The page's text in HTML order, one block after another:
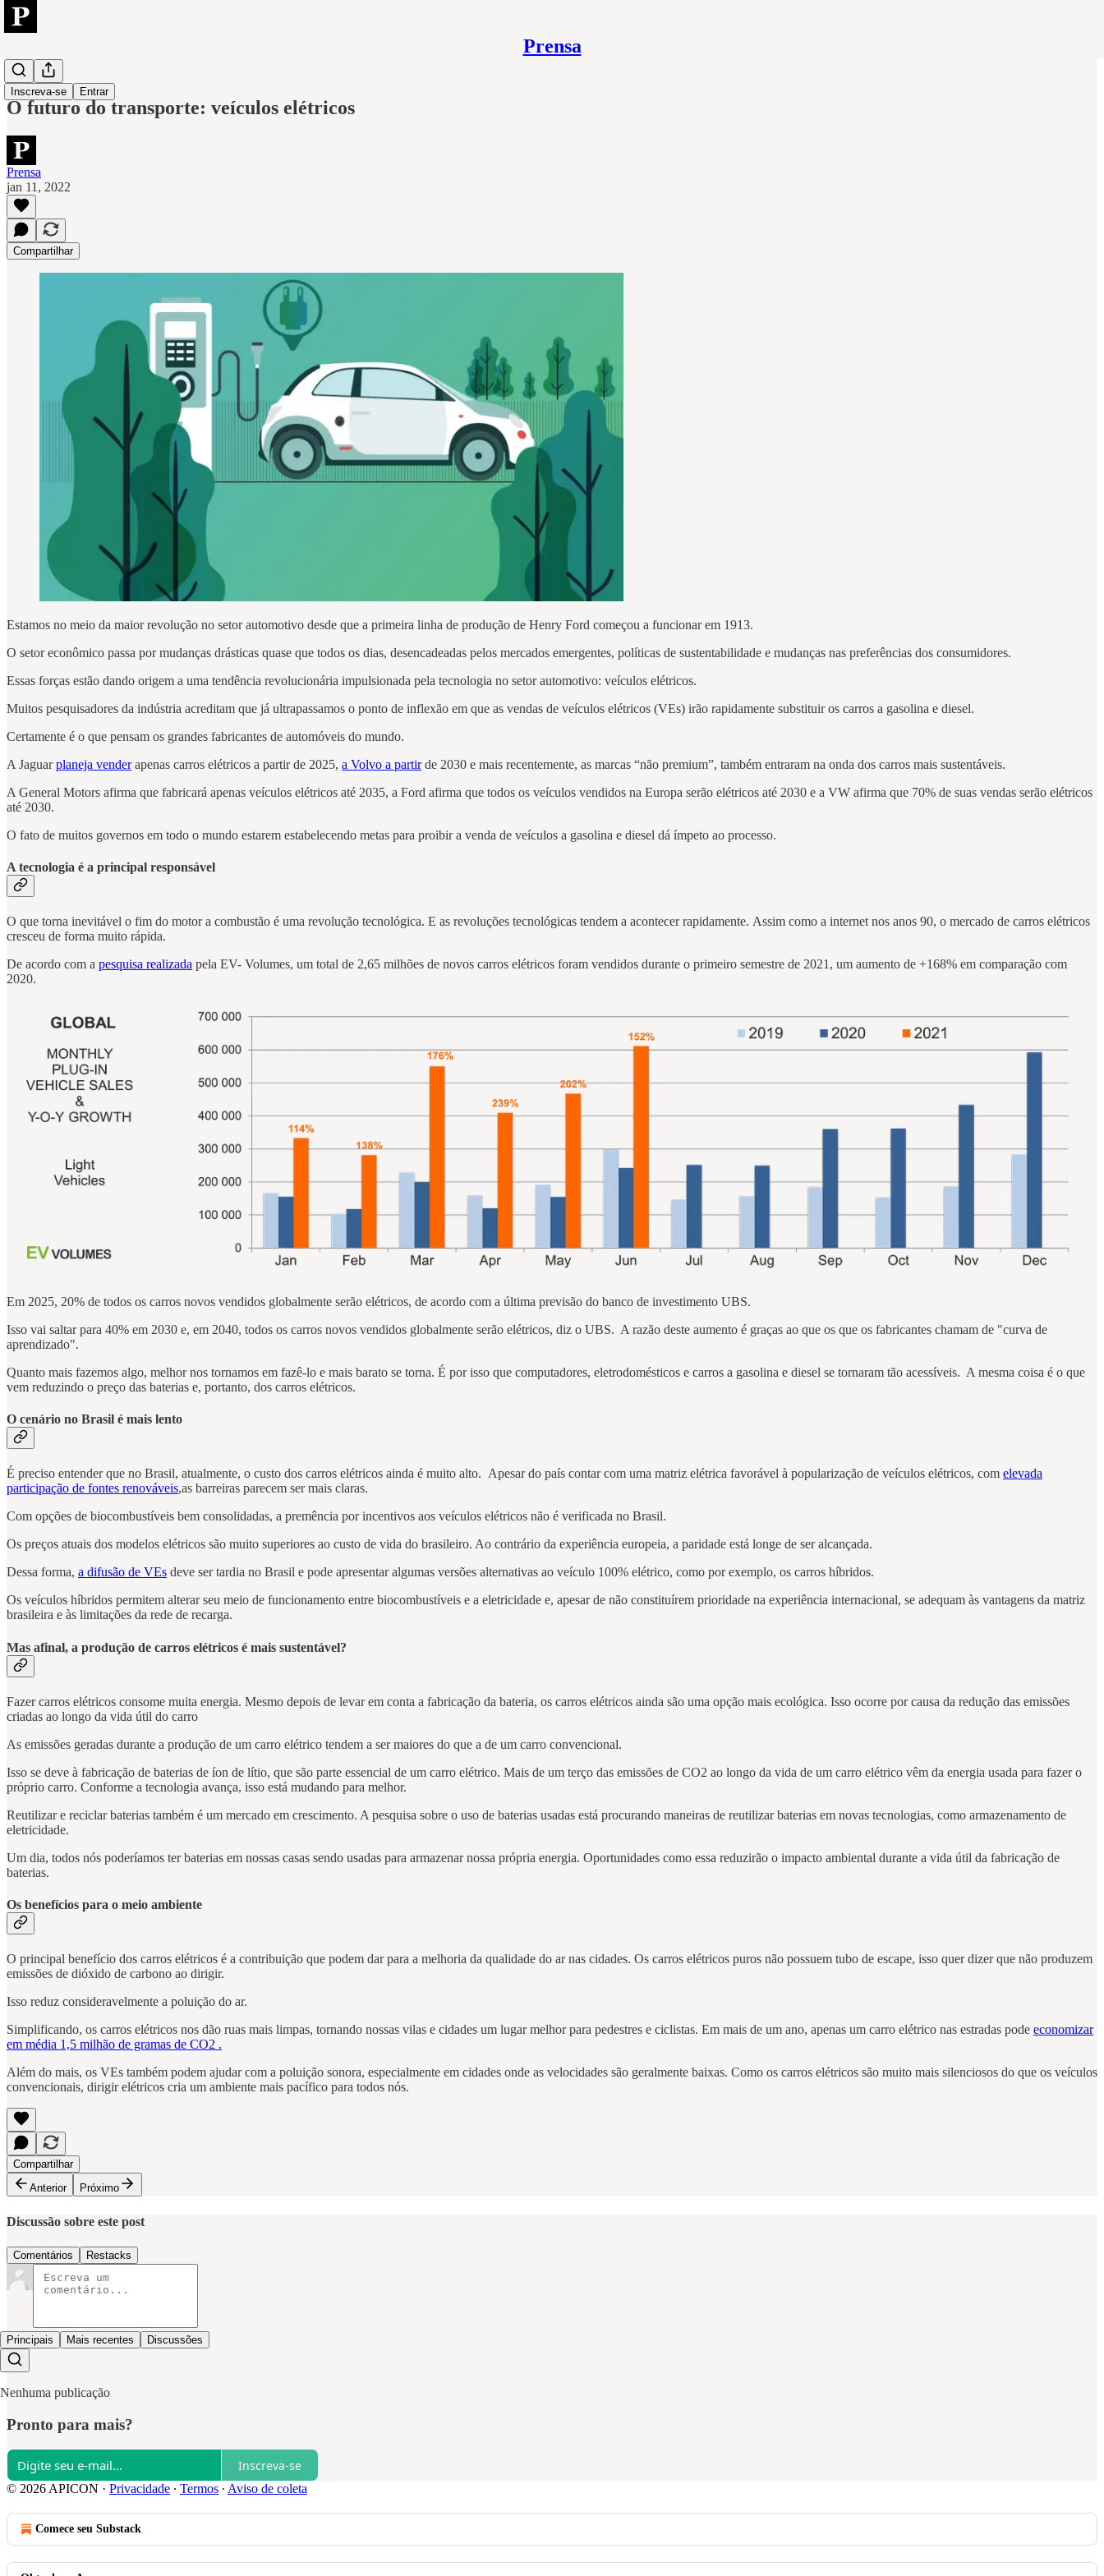
Prensa
Inscreva-se Entrar
Tech
O futuro do transporte: veículos elétricos
Prensa
jan 11, 2022
Compartilhar
Estamos no meio da maior revolução no setor automotivo desde que a primeira linha de produção de Henry Ford começou a funcionar em 1913.
O setor econômico passa por mudanças drásticas quase que todos os dias, desencadeadas pelos mercados emergentes, políticas de sustentabilidade e mudanças nas preferências dos consumidores.
Essas forças estão dando origem a uma tendência revolucionária impulsionada pela tecnologia no setor automotivo: veículos elétricos.
Muitos pesquisadores da indústria acreditam que já ultrapassamos o ponto de inflexão em que as vendas de veículos elétricos (VEs) irão rapidamente substituir os carros a gasolina e diesel.
Certamente é o que pensam os grandes fabricantes de automóveis do mundo.
A Jaguarplaneja venderapenas carros elétricos a partir de 2025, a Volvo a partirde 2030 e mais recentemente, as marcas “não premium”, também entraram na onda dos carros mais sustentáveis.
A General Motors afirma que fabricará apenas veículos elétricos até 2035, a Ford afirma que todos os veículos vendidos na Europa serão elétricos até 2030 e a VW afirma que 70% de suas vendas serão elétricos
até 2030.
O fato de muitos governos em todo o mundo estarem estabelecendo metas para proibir a venda de veículos a gasolina e diesel dá ímpeto ao processo.
A tecnologia é a principal responsável
O que torna inevitável o fim do motor a combustão é uma revolução tecnológica. E as revoluções tecnológicas tendem a acontecer rapidamente. Assim como a internet nos anos 90, o mercado de carros elétricos
cresceu de forma muito rápida.
De acordo com a pesquisa realizada pela EV- Volumes, um total de 2,65 milhões de novos carros elétricos foram vendidos durante o primeiro semestre de 2021, um aumento de +168% em comparação com
2020.
Em 2025, 20% de todos os carros novos vendidos globalmente serão elétricos, de acordo com a última previsão do banco de investimento UBS.
Isso vai saltar para 40% em 2030 e, em 2040, todos os carros novos vendidos globalmente serão elétricos, diz o UBS. A razão deste aumento é graças ao que os que os fabricantes chamam de "curva de
aprendizado".
Quanto mais fazemos algo, melhor nos tornamos em fazê-lo e mais barato se torna. É por isso que computadores, eletrodomésticos e carros a gasolina e diesel se tornaram tão acessíveis. A mesma coisa é o que
vem reduzindo o preço das baterias e, portanto, dos carros elétricos.
O cenário no Brasil é mais lento
É preciso entender que no Brasil, atualmente, o custo dos carros elétricos ainda é muito alto. Apesar do país contar com uma matriz elétrica favorável à popularização de veículos elétricos, com elevada
participação de fontes renováveis,as barreiras parecem ser mais claras.
Com opções de biocombustíveis bem consolidadas, a premência por incentivos aos veículos elétricos não é verificada no Brasil.
Os preços atuais dos modelos elétricos são muito superiores ao custo de vida do brasileiro. Ao contrário da experiência europeia, a paridade está longe de ser alcançada.
Dessa forma, a difusão de VEs deve ser tardia no Brasil e pode apresentar algumas versões alternativas ao veículo 100% elétrico, como por exemplo, os carros híbridos.
Os veículos híbridos permitem alterar seu meio de funcionamento entre biocombustíveis e a eletricidade e, apesar de não constituírem prioridade na experiência internacional, se adequam às vantagens da matriz
brasileira e às limitações da rede de recarga.
Mas afinal, a produção de carros elétricos é mais sustentável?
Fazer carros elétricos consome muita energia. Mesmo depois de levar em conta a fabricação da bateria, os carros elétricos ainda são uma opção mais ecológica. Isso ocorre por causa da redução das emissões
criadas ao longo da vida útil do carro
As emissões geradas durante a produção de um carro elétrico tendem a ser maiores do que a de um carro convencional.
Isso se deve à fabricação de baterias de íon de lítio, que são parte essencial de um carro elétrico. Mais de um terço das emissões de CO2 ao longo da vida de um carro elétrico vêm da energia usada para fazer o
próprio carro. Conforme a tecnologia avança, isso está mudando para melhor.
Reutilizar e reciclar baterias também é um mercado em crescimento. A pesquisa sobre o uso de baterias usadas está procurando maneiras de reutilizar baterias em novas tecnologias, como armazenamento de
eletricidade.
Um dia, todos nós poderíamos ter baterias em nossas casas sendo usadas para armazenar nossa própria energia. Oportunidades como essa reduzirão o impacto ambiental durante a vida útil da fabricação de
baterias.
Os benefícios para o meio ambiente
O principal benefício dos carros elétricos é a contribuição que podem dar para a melhoria da qualidade do ar nas cidades. Os carros elétricos puros não possuem tubo de escape, isso quer dizer que não produzem
emissões de dióxido de carbono ao dirigir.
Isso reduz consideravelmente a poluição do ar.
Simplificando, os carros elétricos nos dão ruas mais limpas, tornando nossas vilas e cidades um lugar melhor para pedestres e ciclistas. Em mais de um ano, apenas um carro elétrico nas estradas pode economizar
em média 1,5 milhão de gramas de CO2 .
Além do mais, os VEs também podem ajudar com a poluição sonora, especialmente em cidades onde as velocidades são geralmente baixas. Como os carros elétricos são muito mais silenciosos do que os veículos
convencionais, dirigir elétricos cria um ambiente mais pacífico para todos nós.
Compartilhar
Anterior
Próximo
Discussão sobre este post
Comentários Restacks
Principais Mais recentes Discussões
Nenhuma publicação
Pronto para mais?
Inscreva-se
© 2026 APICON · Privacidade ∙ Termos ∙ Aviso de coleta
Comece seu Substack